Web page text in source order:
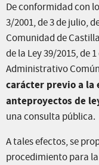
De conformidad con
3/2001, de 3 de julio,
Comunidad de
de la Ley 39/2015, de
Administrativo
carácter previo a la
anteproyectos de
una consulta pública.
A tales efectos, se
procedimiento para